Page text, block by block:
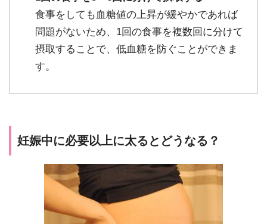
食事をしても血糖値の上昇が緩やかであれば
問題がないため、1回の食事を複数回に分けて
摂取することで、低血糖を防ぐことができま
す。
妊娠中に必要以上に太るとどうなる？